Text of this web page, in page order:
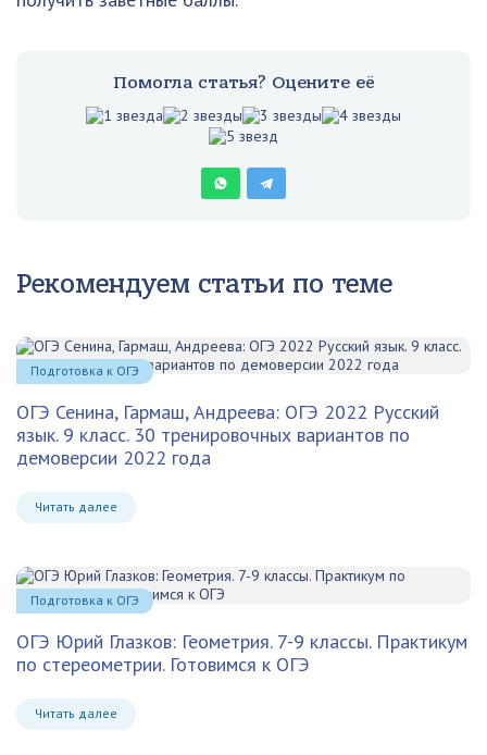
Помогла статья? Оцените её
Рекомендуем статьи по теме
ОГЭ Сенина, Гармаш, Андреева: ОГЭ 2022 Русский
язык. 9 класс. 30 тренировочных вариантов по
демоверсии 2022 года
Читать далее
Подготовка к ОГЭ
ОГЭ Юрий Глазков: Геометрия. 7-9 классы. Практикум
по стереометрии. Готовимся к ОГЭ
Читать далее
Подготовка к ОГЭ